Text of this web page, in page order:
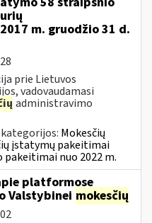
2017 m. gruodžio 31 d.
prie Lietuvos
vadovaudamasi
administravimo
Mokesčių
įstatymų pakeitimai
pakeitimai nuo 2022 m.
platformose
Valstybinei mokesčių